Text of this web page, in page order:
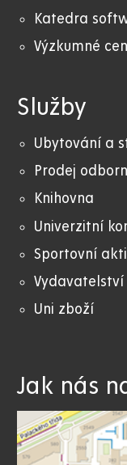
Katedra
Výzkumné
Služby
Ubytování a
Prodej
Knihovna
Univerzitní
Sportovní
Vydavatelství
Uni zboží
Jak nás